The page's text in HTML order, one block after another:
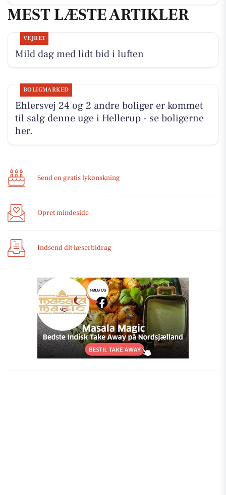
MEST LÆSTE ARTIKLER
VEJRET
Mild dag med lidt bid i luften
BOLIGMARKED
Ehlersvej 24 og 2 andre boliger er kommet
til salg denne uge i Hellerup - se boligerne
her.
Send en gratis lykønskning
Opret mindeside
Indsend dit læserbidrag